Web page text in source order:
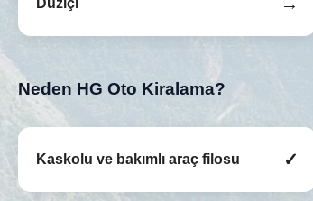
Düziçi →
Neden HG Oto Kiralama?
Kaskolu ve bakımlı araç filosu ✓